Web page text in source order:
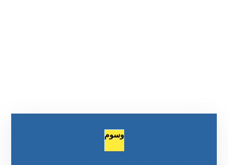
وسوم